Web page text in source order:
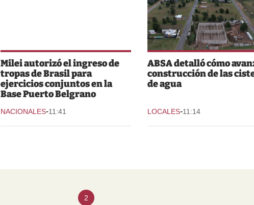
Milei autorizó el ingreso de
tropas de Brasil para
ejercicios conjuntos en la
Base Puerto Belgrano
NACIONALES-11:41
ABSA detalló cómo
construcción de las
de agua
LOCALES-11:14
2